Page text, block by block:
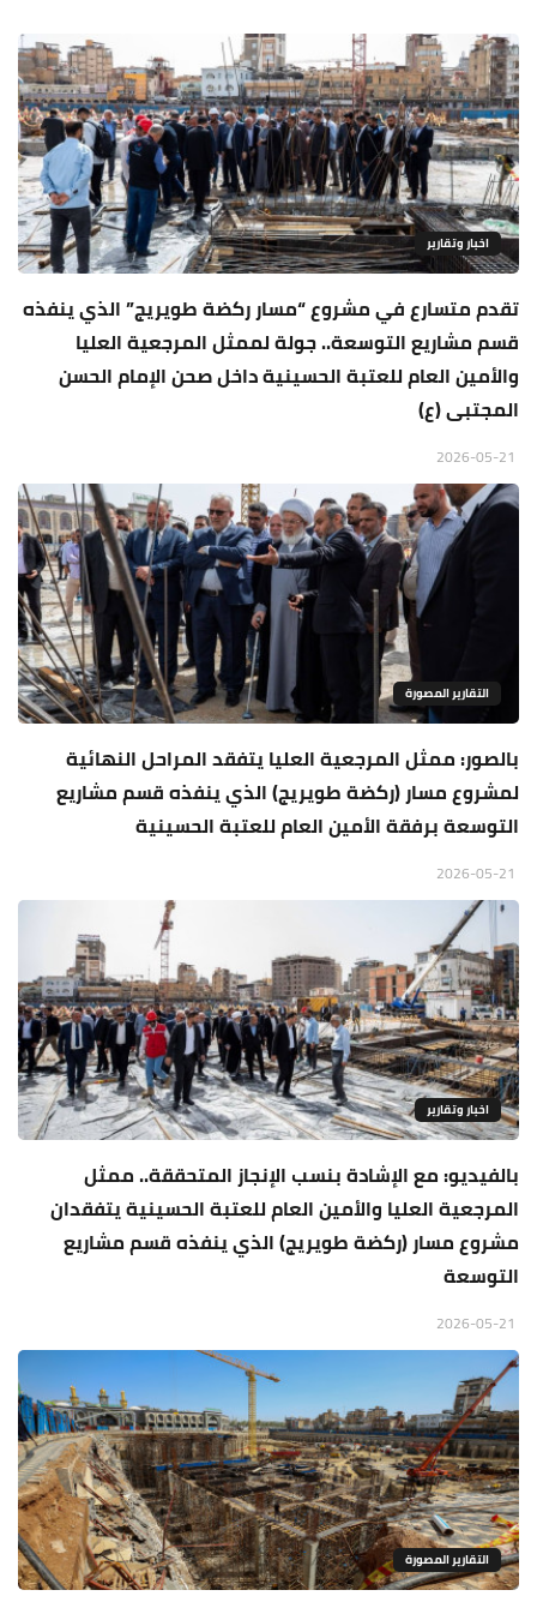
اخبار وتقارير
تقدم متسارع في مشروع “مسار ركضة طويريج” الذي ينفذه
قسم مشاريع التوسعة.. جولة لممثل المرجعية العليا
والأمين العام للعتبة الحسينية داخل صحن الإمام الحسن
المجتبى (ع)
التقارير المصورة
بالصور: ممثل المرجعية العليا يتفقد المراحل النهائية
لمشروع مسار (ركضة طويريج) الذي ينفذه قسم مشاريع
التوسعة برفقة الأمين العام للعتبة الحسينية
اخبار وتقارير
بالفيديو: مع الإشادة بنسب الإنجاز المتحققة.. ممثل
المرجعية العليا والأمين العام للعتبة الحسينية يتفقدان
مشروع مسار (ركضة طويريج) الذي ينفذه قسم مشاريع
التوسعة
التقارير المصورة